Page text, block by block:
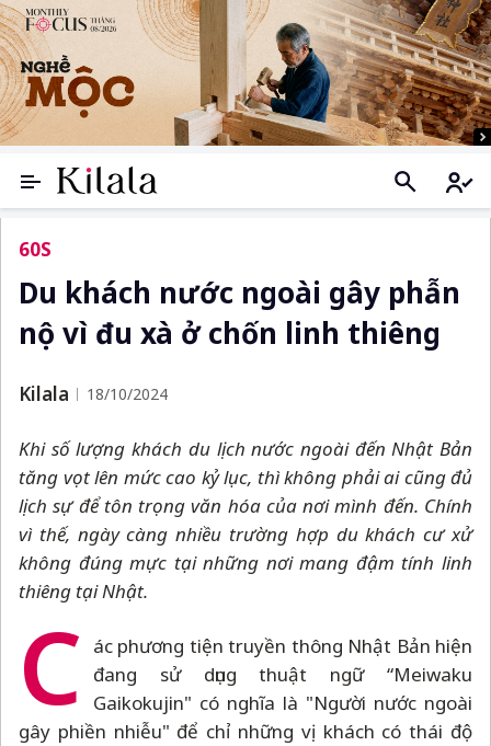
60S
Du khách nước ngoài gây phẫn
nộ vì đu xà ở chốn linh thiêng
Kilala 18/10/2024
Khi số lượng khách du lịch nước ngoài đến Nhật Bản
tăng vọt lên mức cao kỷ lục, thì không phải ai cũng đủ
lịch sự để tôn trọng văn hóa của nơi mình đến. Chính
vì thế, ngày càng nhiều trường hợp du khách cư xử
không đúng mực tại những nơi mang đậm tính linh
thiêng tại Nhật.
C
ác phương tiện truyền thông Nhật Bản hiện
đang sử dụng thuật ngữ “Meiwaku
Gaikokujin" có nghĩa là "Người nước ngoài
gây phiền nhiễu" để chỉ những vị khách có thái độ